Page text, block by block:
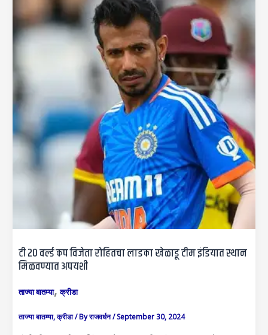
टी 20 वर्ल्ड कप विजेता रोहितचा लाडका खेळाडू टीम इंडियात स्थान
मिळवण्यात अपयशी
ताज्या बातम्या,क्रीडा
ताज्या बातम्या,क्रीडा/ Byराजवर्धन/September 30, 2024